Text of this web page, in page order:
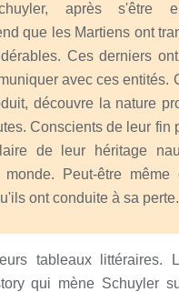
après s'être
que les Martiens ont
Ces derniers
avec ces entités.
découvre la nature
Conscients de leur fin
de leur héritage
Peut-être même
ont conduite à sa perte.
tableaux littéraires.
qui mène Schuyler